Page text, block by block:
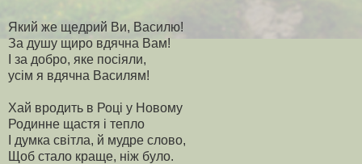
Який же щедрий Ви, Василю!
За душу щиро вдячна Вам!
І за добро, яке посіяли,
усім я вдячна Василям!
Хай вродить в Році у Новому
Родинне щастя і тепло
І думка світла, й мудре слово,
Щоб стало краще, ніж було.